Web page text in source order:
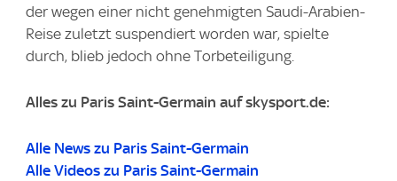
der wegen einer nicht genehmigten Saudi-Arabien-
Reise zuletzt suspendiert worden war, spielte
durch, blieb jedoch ohne Torbeteiligung.
Alles zu Paris Saint-Germain auf skysport.de:
Alle News zu Paris Saint-Germain
Alle Videos zu Paris Saint-Germain